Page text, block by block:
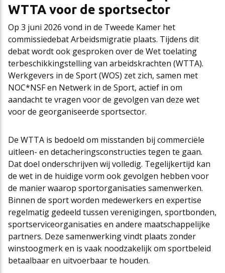
WTTA voor de sportsector
Op 3 juni 2026 vond in de Tweede Kamer het
commissiedebat Arbeidsmigratie plaats. Tijdens dit
debat wordt ook gesproken over de Wet toelating
terbeschikkingstelling van arbeidskrachten (WTTA).
Werkgevers in de Sport (WOS) zet zich, samen met
NOC*NSF en Netwerk in de Sport, actief in om
aandacht te vragen voor de gevolgen van deze wet
voor de georganiseerde sportsector.
De WTTA is bedoeld om misstanden bij commerciële
uitleen- en detacheringsconstructies tegen te gaan.
Dat doel onderschrijven wij volledig. Tegelijkertijd kan
de wet in de huidige vorm ook gevolgen hebben voor
de manier waarop sportorganisaties samenwerken.
Binnen de sport worden medewerkers en expertise
regelmatig gedeeld tussen verenigingen, sportbonden,
sportserviceorganisaties en andere maatschappelijke
partners. Deze samenwerking vindt plaats zonder
winstoogmerk en is vaak noodzakelijk om sportbeleid
betaalbaar en uitvoerbaar te houden.
Cao-app
Updates CAO Sport 2026-2027
FAQ
First Time Leaders
Strategisch en Wendbaar Leiderschap in de Sport
Governance in de Sport
Mantelovereenkomsten
Thema’s
Het nieuwe pensioenstelsel
Team
Raad van Toezicht
Vacatures
Agenda
Contact